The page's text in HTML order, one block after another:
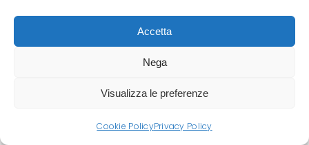
Accetta
Nega
Visualizza le preferenze
Cookie PolicyPrivacy Policy
PASSAMANERIE NASTRI LUREX ORO ARGENTO